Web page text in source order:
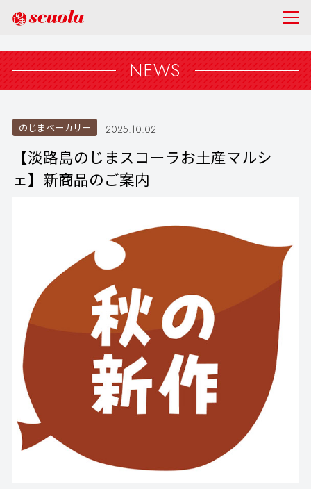
NEWS
のじまベーカリー 2025.10.02
【淡路島のじまスコーラお土産マルシ
ェ】新商品のご案内